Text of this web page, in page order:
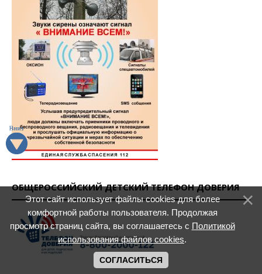
ОБЩЕРОССИЙСКИЙ ДЕТСКИЙ ТЕЛЕФОН ДОВЕРИЯ
Этот сайт использует файлы cookies для более
комфортной работы пользователя. Продолжая
просмотр страниц сайта, вы соглашаетесь с Политикой
использования файлов cookies.
СОГЛАСИТЬСЯ